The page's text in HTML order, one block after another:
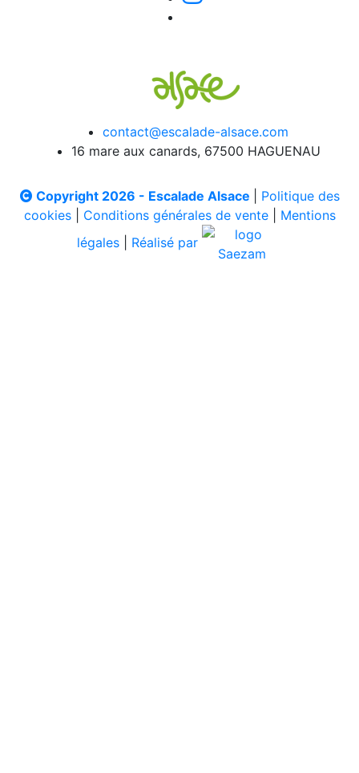
contact@escalade-alsace.com
16 mare aux canards, 67500 HAGUENAU
Copyright 2026 - Escalade Alsace
Politique des
cookies| Conditions générales de vente| Mentions
légales
Réalisé par